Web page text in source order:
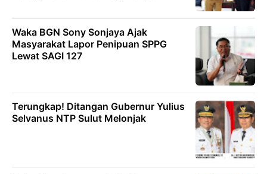
Waka BGN Sony Sonjaya Ajak
Masyarakat Lapor Penipuan SPPG
Lewat SAGI 127
Terungkap! Ditangan Gubernur Yulius
Selvanus NTP Sulut Melonjak